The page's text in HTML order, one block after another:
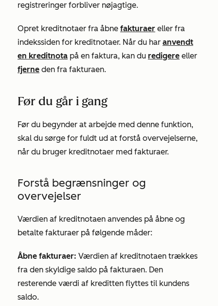
registreringer forbliver nøjagtige.
Opret kreditnotaer fra åbne fakturaer eller fra
indekssiden for kreditnotaer. Når du har anvendt
en kreditnota på en faktura, kan du redigere eller
fjerne den fra fakturaen.
Før du går i gang
Før du begynder at arbejde med denne funktion,
skal du sørge for fuldt ud at forstå overvejelserne,
når du bruger kreditnotaer med fakturaer.
Forstå begrænsninger og
overvejelser
Værdien af kreditnotaen anvendes på åbne og
betalte fakturaer på følgende måder:
Åbne fakturaer: Værdien af kreditnotaen trækkes
fra den skyldige saldo på fakturaen. Den
resterende værdi af kreditten flyttes til kundens
saldo.